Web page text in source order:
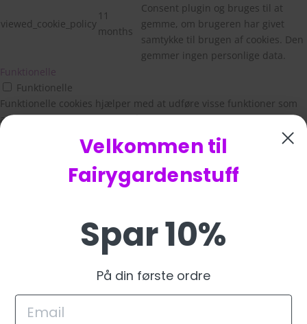
viewed_cookie_policy
11
months
Consent plugin og bruges til at
gemme, om brugeren har givet
samtykke til brugen af cookies. Den
gemmer ingen personlige data.
Funktionelle
Funktionelle
Funktionelle cookies hjælper med at udføre visse funktioner som
at dele webstedets indhold på sociale medieplatforme, indsamle
Præstationscookies bruges til at forstå og analysere de vigtigste
with the website. These cookies help provide information on
metrics the number of visitors, bounce rate, traffic source, etc.
Reklame
Velkommen til
Fairygardenstuff
Spar 10%
På din første ordre